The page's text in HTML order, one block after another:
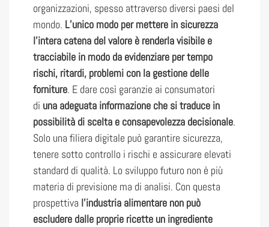
organizzazioni, spesso attraverso diversi paesi del
mondo. L’unico modo per mettere in sicurezza
l’intera catena del valore è renderla visibile e
tracciabile in modo da evidenziare per tempo
rischi, ritardi, problemi con la gestione delle
forniture. E dare così garanzie ai consumatori
di una adeguata informazione che si traduce in
possibilità di scelta e consapevolezza decisionale.
Solo una filiera digitale può garantire sicurezza,
tenere sotto controllo i rischi e assicurare elevati
standard di qualità. Lo sviluppo futuro non è più
materia di previsione ma di analisi. Con questa
prospettiva l’industria alimentare non può
escludere dalle proprie ricette un ingrediente